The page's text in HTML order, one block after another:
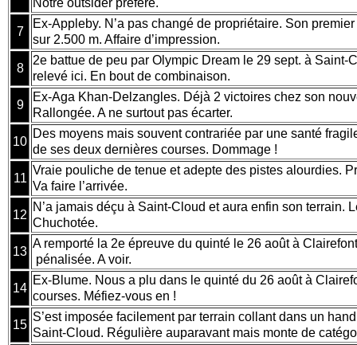
7
Ex-Appleby. N’a pas changé de propriétaire. Son
sur 2.500 m. Affaire d’impression.
8
2e battue de peu par Olympic Dream le 29 sept. à Saint-
relevé ici. En bout de combinaison.
9
Ex-Aga Khan-Delzangles. Déjà 2 victoires chez son
Rallongée. A ne surtout pas écarter.
10
Des moyens mais souvent contrariée par une santé
de ses deux dernières courses. Dommage !
11
Vraie pouliche de tenue et adepte des pistes alourdies.
Va faire l’arrivée.
12
N’a jamais déçu à Saint-Cloud et aura enfin son terrain.
Chuchotée.
13
A remporté la 2e épreuve du quinté le 26 août à
pénalisée. A voir.
14
Ex-Blume. Nous a plu dans le quinté du 26 août à
courses. Méfiez-vous en !
15
S’est imposée facilement par terrain collant dans un
Saint-Cloud. Régulière auparavant mais monte de